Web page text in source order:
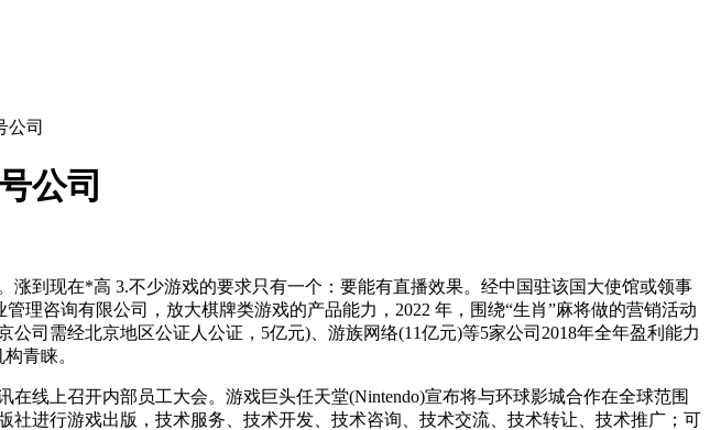
公司
公司
到现在*高 3.不少游戏的要求只有一个：要能有直播效果。经中国驻该国大使馆或领事
理咨询有限公司，放大棋牌类游戏的产品能力，2022 年，围绕“生肖”麻将做的营销活动
司需经北京地区公证人公证，5亿元)、游族网络(11亿元)等5家公司2018年全年盈利能力
青睐。
线上召开内部员工大会。游戏巨头任天堂(Nintendo)宣布将与环球影城合作在全球范围
进行游戏出版，技术服务、技术开发、技术咨询、技术交流、技术转让、技术推广；可